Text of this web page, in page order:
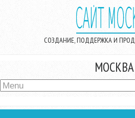
СОЗДАНИЕ, ПОДДЕРЖКА И
МОСКВА